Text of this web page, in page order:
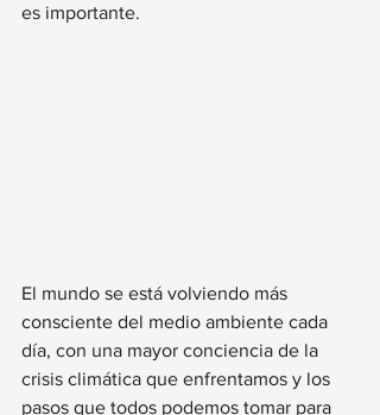
es importante.
El mundo se está volviendo más
consciente del medio ambiente cada
día, con una mayor conciencia de la
crisis climática que enfrentamos y los
pasos que todos podemos tomar para